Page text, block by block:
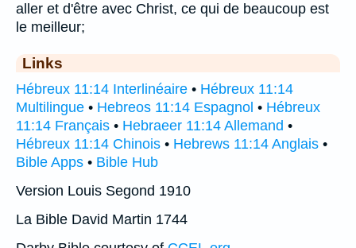
aller et d'être avec Christ, ce qui de beaucoup est
le meilleur;
Links
Hébreux 11:14 Interlinéaire • Hébreux 11:14
Multilingue • Hebreos 11:14 Espagnol • Hébreux
11:14 Français • Hebraeer 11:14 Allemand •
Hébreux 11:14 Chinois • Hebrews 11:14 Anglais •
Bible Apps • Bible Hub
Version Louis Segond 1910
La Bible David Martin 1744